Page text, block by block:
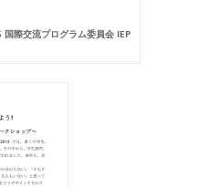
際交流プログラム委員会 IEP